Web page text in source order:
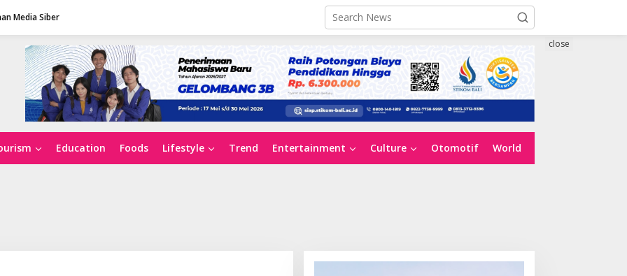
Media Siber
Education Foods Lifestyle Trend Entertainment Culture Otomotif World
close